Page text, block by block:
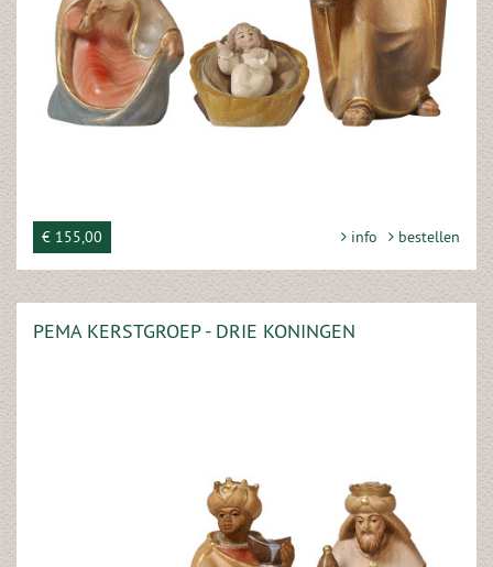
€ 155,00 info bestellen
PEMA KERSTGROEP - DRIE KONINGEN